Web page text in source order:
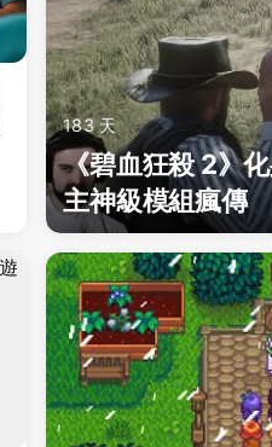
183 天
《碧血狂殺 2》
主神級模組瘋傳